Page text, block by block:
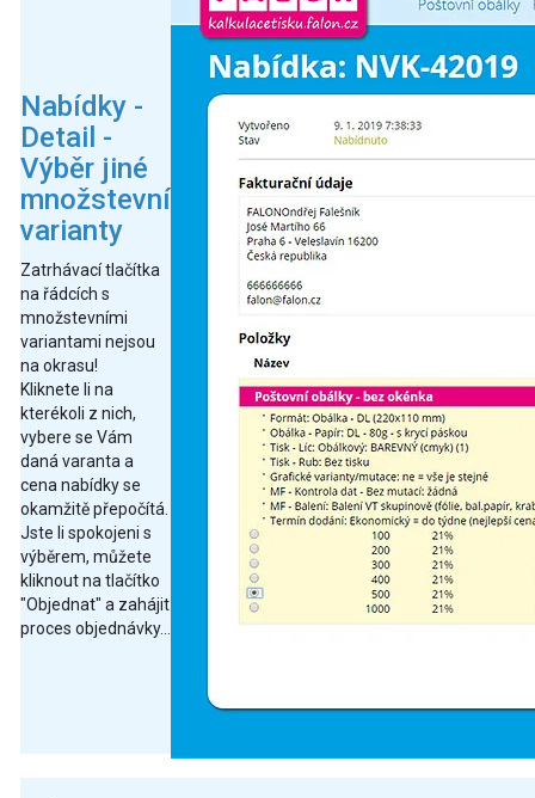
Nabídky -
Detail -
Výběr jiné
množstevní
varianty
Zatrhávací tlačítka
na řádcích s
množstevními
variantami nejsou
na okrasu!
Kliknete li na
kterékoli z nich,
vybere se Vám
daná varanta a
cena nabídky se
okamžitě přepočítá.
Jste li spokojeni s
výběrem, můžete
kliknout na tlačítko
"Objednat" a zahájit
proces objednávky...